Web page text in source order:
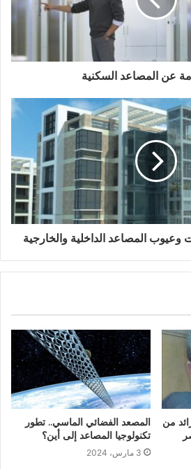
عن المصاعد السكنية
المصاعد الداخلية والخارجية
من
المصعد الفضائي الماسي.. تطور
تكنولوجيا المصاعد إلى أين؟
3 مارس، 2024